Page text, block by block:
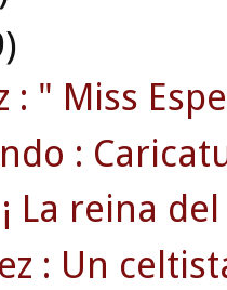
: " Miss
:
La reina
: Un